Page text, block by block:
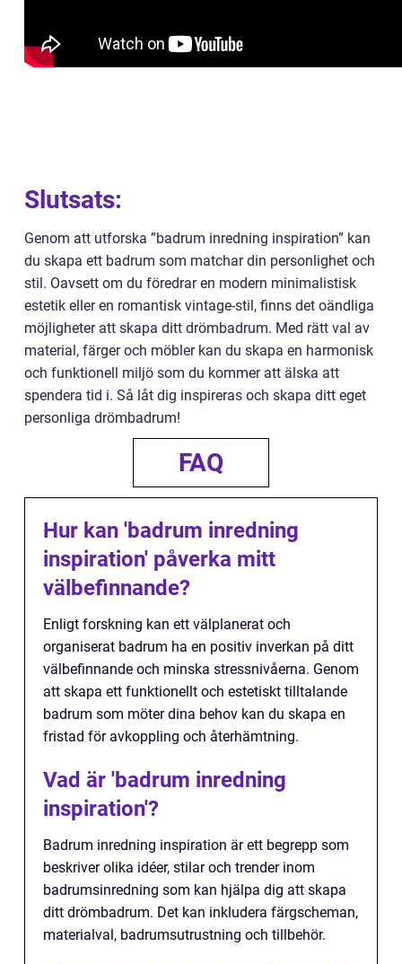
Slutsats:
Genom att utforska ”badrum inredning inspiration” kan
du skapa ett badrum som matchar din personlighet och
stil. Oavsett om du föredrar en modern minimalistisk
estetik eller en romantisk vintage-stil, finns det oändliga
möjligheter att skapa ditt drömbadrum. Med rätt val av
material, färger och möbler kan du skapa en harmonisk
och funktionell miljö som du kommer att älska att
spendera tid i. Så låt dig inspireras och skapa ditt eget
personliga drömbadrum!
FAQ
Hur kan 'badrum inredning
inspiration' påverka mitt
välbefinnande?
Enligt forskning kan ett välplanerat och
organiserat badrum ha en positiv inverkan på ditt
välbefinnande och minska stressnivåerna. Genom
att skapa ett funktionellt och estetiskt tilltalande
badrum som möter dina behov kan du skapa en
fristad för avkoppling och återhämtning.
Vad är 'badrum inredning
inspiration'?
Badrum inredning inspiration är ett begrepp som
beskriver olika idéer, stilar och trender inom
badrumsinredning som kan hjälpa dig att skapa
ditt drömbadrum. Det kan inkludera färgscheman,
materialval, badrumsutrustning och tillbehör.